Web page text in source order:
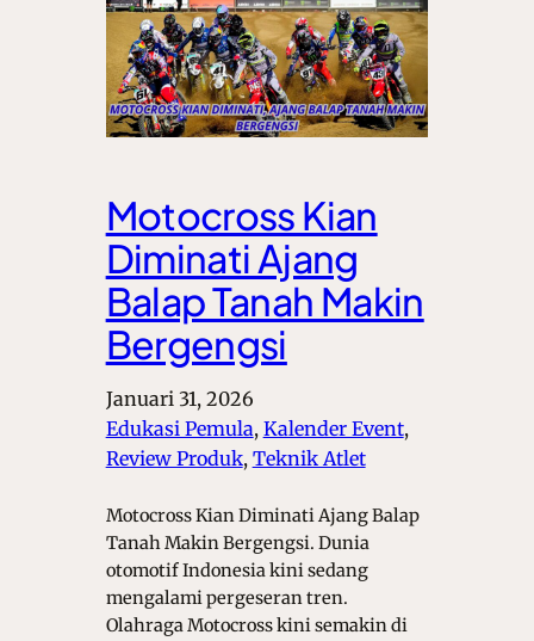
Motocross Kian
Diminati Ajang
Balap Tanah Makin
Bergengsi
Januari 31, 2026
Edukasi Pemula, Kalender Event ,
Review Produk, Teknik Atlet
Motocross Kian Diminati Ajang Balap
Tanah Makin Bergengsi. Dunia
otomotif Indonesia kini sedang
mengalami pergeseran tren.
Olahraga Motocross kini semakin di